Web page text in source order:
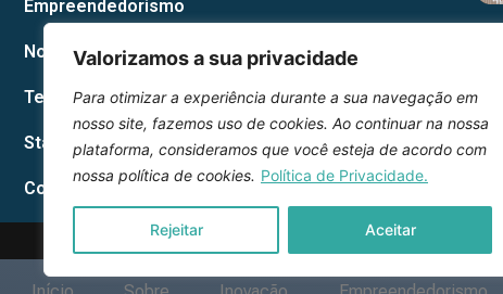
Valorizamos a sua privacidade
Para otimizar a experiência durante a sua navegação em
nosso site, fazemos uso de cookies. Ao continuar na nossa
plataforma, consideramos que você esteja de acordo com
nossa política de cookies. Política de Privacidade.
Rejeitar Aceitar
Empreendedorismo
Notícias Corporativas
Tecnologia
Startup
Contato
2026 ©